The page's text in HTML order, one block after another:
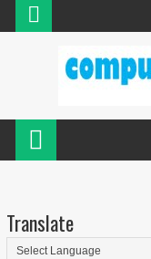
Translate